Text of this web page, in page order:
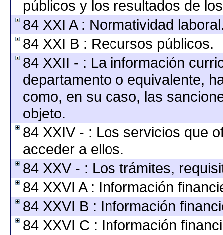
públicos y los resultados de
84 XXI A : Normatividad
84 XXI B : Recursos públicos.
84 XXII - : La información
departamento o equivalente,
como, en su caso, las
objeto.
84 XXIV - : Los servicios que
acceder a ellos.
84 XXV - : Los trámites,
84 XXVI A : Información
84 XXVI B : Información
84 XXVI C : Información